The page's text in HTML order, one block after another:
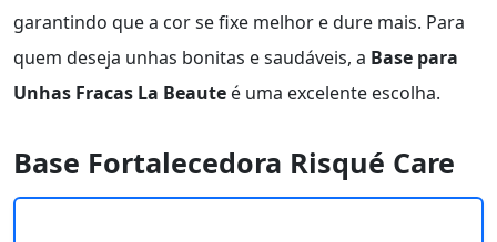
garantindo que a cor se fixe melhor e dure mais. Para
quem deseja unhas bonitas e saudáveis, a Base para
Unhas Fracas La Beaute é uma excelente escolha.
Base Fortalecedora Risqué Care